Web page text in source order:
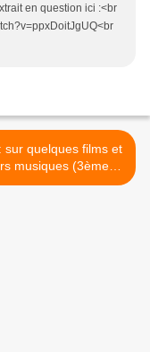
en question ici :<br
sur quelques films et
musiques (3ème
partie) >